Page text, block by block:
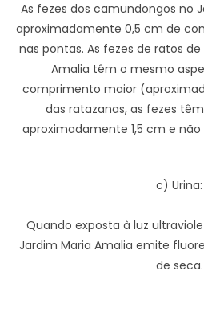
As fezes dos camundongos no
aproximadamente 0,5 cm de
nas pontas. As fezes de ratos
Amalia têm o mesmo
comprimento maior
das ratazanas, as fezes
aproximadamente 1,5 cm e
c) Urina:
Quando exposta à luz
Jardim Maria Amalia emite
de seca.